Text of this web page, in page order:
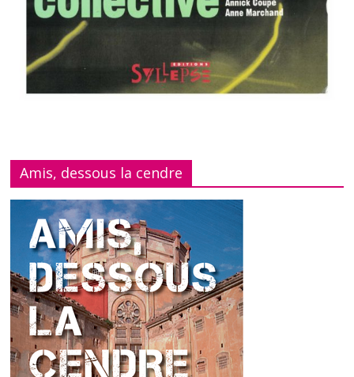
Amis, dessous la cendre